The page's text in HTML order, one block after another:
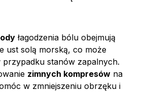
łagodzenia bólu obejmują
ust solą morską, co może
przypadku stanów zapalnych.
zimnych kompresów na
w zmniejszeniu obrzęku i